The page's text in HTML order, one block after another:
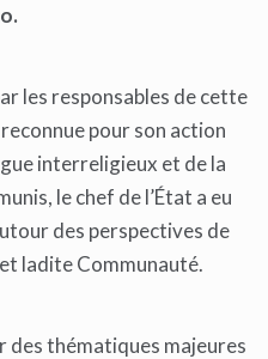
les responsables de cette
pour son action
interreligieux et de la
le chef de l’État a eu
des perspectives de
ladite Communauté.
des thématiques majeures